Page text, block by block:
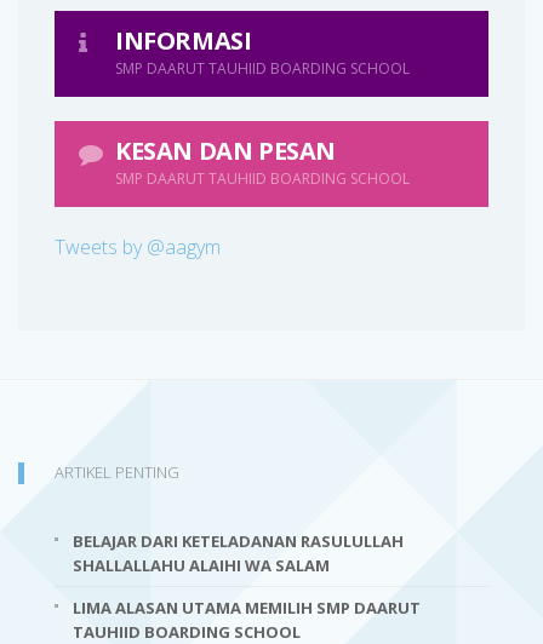
INFORMASI
SMP DAARUT TAUHIID BOARDING SCHOOL
KESAN DAN PESAN
SMP DAARUT TAUHIID BOARDING SCHOOL
Tweets by @aagym
ARTIKEL PENTING
BELAJAR DARI KETELADANAN RASULULLAH
SHALLALLAHU ALAIHI WA SALAM
LIMA ALASAN UTAMA MEMILIH SMP DAARUT
TAUHIID BOARDING SCHOOL